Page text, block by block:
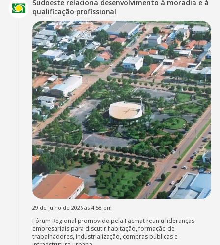
Sudoeste relaciona desenvolvimento à moradia e à
qualificação profissional
29 de julho de 2026 às 4:58 pm
Fórum Regional promovido pela Facmat reuniu lideranças
empresariais para discutir habitação, formação de
trabalhadores, industrialização, compras públicas e